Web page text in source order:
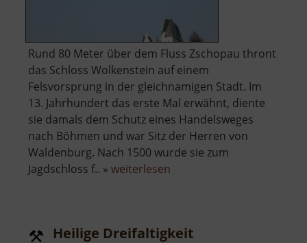
Rund 80 Meter über dem Fluss Zschopau thront
das Schloss Wolkenstein auf einem
Felsvorsprung in der gleichnamigen Stadt. Im
13. Jahrhundert das erste Mal erwähnt, diente
sie damals dem Schutz eines Handelsweges
nach Böhmen und war Sitz der Herren von
Waldenburg. Nach 1500 wurde sie zum
Jagdschloss f.. » weiterlesen
Heilige Dreifaltigkeit